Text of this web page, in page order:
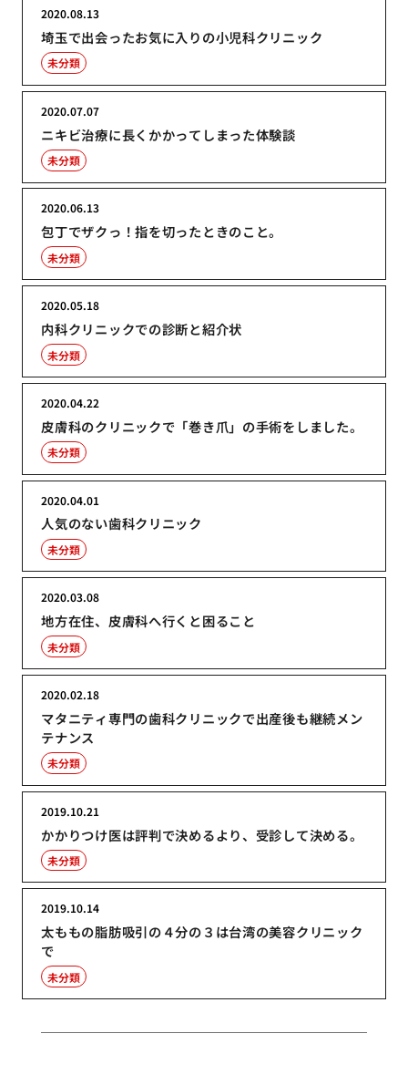
埼玉で出会ったお気に入りの小児科クリニック
2020.08.13
未分類
ニキビ治療に長くかかってしまった体験談
2020.07.07
未分類
包丁でザクっ！指を切ったときのこと。
2020.06.13
未分類
内科クリニックでの診断と紹介状
2020.05.18
未分類
皮膚科のクリニックで「巻き爪」の手術をしました。
2020.04.22
未分類
人気のない歯科クリニック
2020.04.01
未分類
地方在住、皮膚科へ行くと困ること
2020.03.08
未分類
マタニティ専門の歯科クリニックで出産後も継続メン
テナンス
2020.02.18
未分類
かかりつけ医は評判で決めるより、受診して決める。
2019.10.21
未分類
太ももの脂肪吸引の４分の３は台湾の美容クリニック
で
2019.10.14
未分類